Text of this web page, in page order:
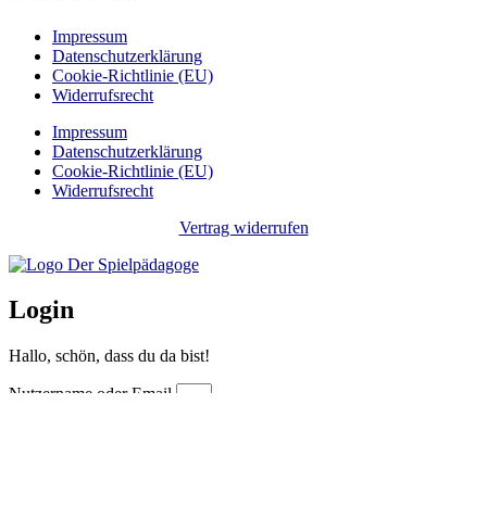
Impressum
Datenschutzerklärung
Cookie-Richtlinie (EU)
Widerrufsrecht
Impressum
Datenschutzerklärung
Cookie-Richtlinie (EU)
Widerrufsrecht
Vertrag widerrufen
Login
Hallo, schön, dass du da bist!
Nutzername oder Email